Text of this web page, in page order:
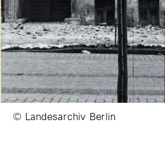
© Landesarchiv Berlin